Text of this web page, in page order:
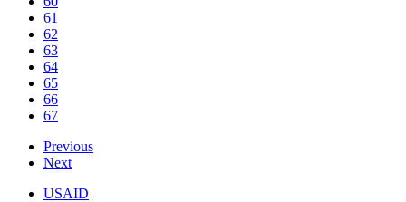
61
62
63
64
65
66
67
Previous
Next
USAID